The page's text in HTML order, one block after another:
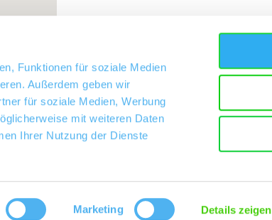
Funktionen für soziale Medien
Außerdem geben wir
für soziale Medien, Werbung
mit weiteren Daten
Ihrer Nutzung der Dienste
Marketing Details zeigen